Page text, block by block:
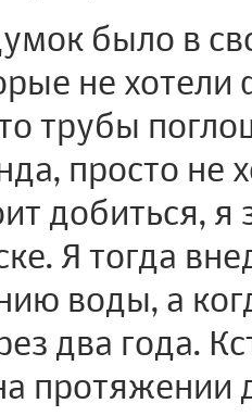
было в
не хотели
трубы
просто не
добиться,
Я тогда
воды, а
два года.
протяжении